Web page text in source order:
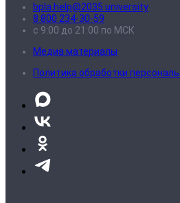
bpla.help@2035.university
8 800 234-30-59
с 9:00 до 21:00 по МСК
Медиа материалы
Политика обработки